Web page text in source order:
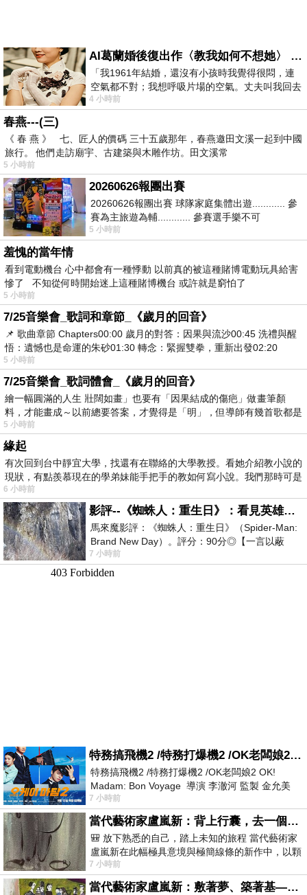
AI葛蘭婚後復出作〈教我如何不想她〉 #戀上老電影 #葛蘭 #粟子
「我1961年結婚，還沒有小孩時我覺得很悶，連
空氣都不對；我想呼吸片場的空氣。丈夫叫我回去
試試看……拍了〈教我如何不想她〉（1963
4 小時前
春燕---(三)
《 春 燕 》 七、匠人的價碼 三十五歲那年，春燕邀田文溪一起到中國
旅行。 他們走訪廟宇、古建築與木雕作坊。田文溪常
5 小時前
20260626報團出賽
20260626報團出賽 球隊家庭集體出遊............ 參
賽為主旅遊為輔............ 參賽選手樂不可
支............ 賽前旅遊
5 小時前
羞愧的當年情
看到電動機台 心中都會有一種悸動 以前真的被這種賭博電動玩具給害
慘了 不知從何時開始迷上這種賭博機台 或許就是窮怕了
5 小時前
7/25音樂會_歌詞和章節_《歲月的回音》
📌 歌曲章節 Chapters00:00​ 歲月的對答：因果與流沙00:45​ 洗禮與醒
悟：遺憾也是命運的朱砂01:30​ 轉念：緊握雙拳，重新出發02:20
5 小時前
7/25音樂會_歌詞體會_《歲月的回音》
繪一幅圓滿的人生 壯闊如畫」也要有「因果結成的傷疤」做畫筆顏
料，才能畫成～以前總要答案，才覺得是「明」，但導師有幾首歌都是
在教
5 小時前
緣起
有次回到台中靜宜大學，找還有在聯絡的大學教授。看她介紹教小說的
現狀，有點羨慕現在的學弟妹能手把手的教如何寫小說。我們那時可是
6 小時前
影評--《蜘蛛人：重生日》：看見英雄的孤獨與重生
馬來魔影評：《蜘蛛人：重生日》（Spider-Man:
Brand New Day）。評分：90分◎【一言以蔽
之】：一個失去一切的英雄，學會放下孤獨、
7 小時前
特務搞飛機2 /特務打爆機2 /OK老闆娘2 OK! Madam: Bon Voyage
特務搞飛機2 /特務打爆機2 /OK老闆娘2 OK!
Madam: Bon Voyage 導演 李澈河 監製 金允美
劇本 申鉉成 主演 嚴正化 朴誠雄
7 小時前
當代藝術家盧嵐新：背上行囊，去一個沒有人認識你的地方——看風景，也遇見渴望出發的自己
🎒 放下熟悉的自己，踏上未知的旅程 當代藝術家
盧嵐新在此幅極具意境與極簡線條的新作中，以顆
粒感豐富的灰綠粗糙背景，搭配凝練且具
7 小時前
當代藝術家盧嵐新：敷著夢、築著基——讓筆觸成為存在過的證據，將相遇的溫度熔鑄成新的模樣